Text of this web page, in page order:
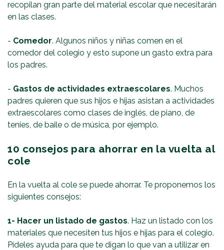
recopilan gran parte del material escolar que necesitarán
en las clases.
- Comedor. Algunos niños y niñas comen en el
comedor del colegio y esto supone un gasto extra para
los padres.
- Gastos de actividades extraescolares. Muchos
padres quieren que sus hijos e hijas asistan a actividades
extraescolares como clases de inglés, de piano, de
tenies, de baile o de música, por ejemplo.
10 consejos para ahorrar en la vuelta al
cole
En la vuelta al cole se puede ahorrar. Te proponemos los
siguientes consejos:
1- Hacer un listado de gastos. Haz un listado con los
materiales que necesiten tus hijos e hijas para el colegio.
Pídeles ayuda para que te digan lo que van a utilizar en